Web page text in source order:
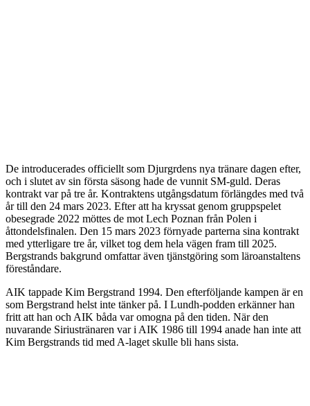
De introducerades officiellt som Djurgrdens nya tränare dagen efter,
och i slutet av sin första säsong hade de vunnit SM-guld. Deras
kontrakt var på tre år. Kontraktens utgångsdatum förlängdes med två
år till den 24 mars 2023. Efter att ha kryssat genom gruppspelet
obesegrade 2022 möttes de mot Lech Poznan från Polen i
åttondelsfinalen. Den 15 mars 2023 förnyade parterna sina kontrakt
med ytterligare tre år, vilket tog dem hela vägen fram till 2025.
Bergstrands bakgrund omfattar även tjänstgöring som läroanstaltens
föreståndare.
AIK tappade Kim Bergstrand 1994. Den efterföljande kampen är en
som Bergstrand helst inte tänker på. I Lundh-podden erkänner han
fritt att han och AIK båda var omogna på den tiden. När den
nuvarande Siriustränaren var i AIK 1986 till 1994 anade han inte att
Kim Bergstrands tid med A-laget skulle bli hans sista.